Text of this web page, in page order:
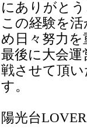
にありがと
この経験を
め日々努力
最後に大会
戦させて頂
す。
陽光台